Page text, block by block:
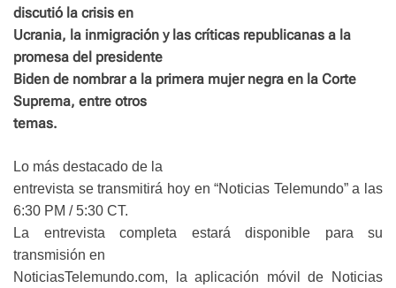
discutió la crisis en
Ucrania, la inmigración y las críticas republicanas a la
promesa del presidente
Biden de nombrar a la primera mujer negra en la Corte
Suprema, entre otros
temas.
Lo más destacado de la
entrevista se transmitirá hoy en “Noticias Telemundo” a las
6:30 PM / 5:30 CT.
La entrevista completa estará disponible para su
transmisión en
NoticiasTelemundo.com, la aplicación móvil de Noticias